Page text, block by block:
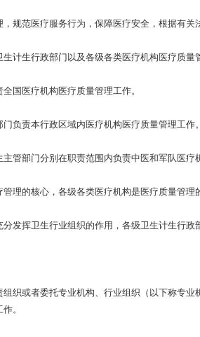
范医疗服务行为，保障医疗安全，根据有关法
生行政部门以及各级各类医疗机构医疗质量管
医疗机构医疗质量管理工作。
责本行政区域内医疗机构医疗质量管理工作。
部门分别在职责范围内负责中医和军队医疗
的核心，各级各类医疗机构是医疗质量管理
挥卫生行业组织的作用，各级卫生计生行政部
或者委托专业机构、行业组织（以下称专业
。